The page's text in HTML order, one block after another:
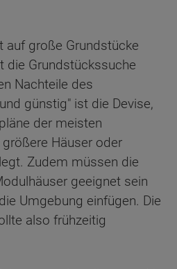
auf große Grundstücke
die Grundstückssuche
Nachteile des
günstig" ist die Devise,
der meisten
Häuser oder
Zudem müssen die
geeignet sein
Umgebung einfügen. Die
also frühzeitig